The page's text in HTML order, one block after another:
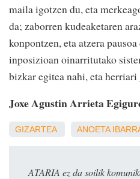
maila igotzen du, eta
da; zaborren kudeaketaren
konpontzen, eta atzera
inposizioan oinarritutako
bizkar egitea nahi, eta
Joxe Agustin Arrieta
GIZARTEA ANOETA
ATARIA ez da soilik